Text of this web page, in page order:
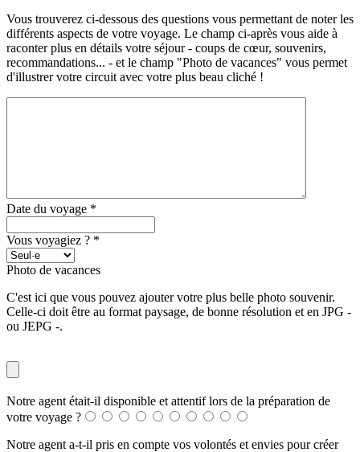
Vous trouverez ci-dessous des questions vous permettant de noter les
différents aspects de votre voyage. Le champ ci-après vous aide à
raconter plus en détails votre séjour - coups de cœur, souvenirs,
recommandations... - et le champ "Photo de vacances" vous permet
d'illustrer votre circuit avec votre plus beau cliché !
Date du voyage *
Vous voyagiez ? *
Photo de vacances
C'est ici que vous pouvez ajouter votre plus belle photo souvenir.
Celle-ci doit être au format paysage, de bonne résolution et en JPG -
ou JEPG -.
Notre agent était-il disponible et attentif lors de la préparation de
votre voyage ?
Notre agent a-t-il pris en compte vos volontés et envies pour créer